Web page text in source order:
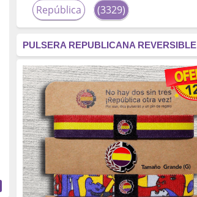
República
(3329)
fascismo
(2677)
tardofranquismo
(2320)
Actualidad
(2319)
monarquía
(2253)
borbones
(2176)
Cultura
(2163)
PULSERA REPUBLICANA REVERSIBLE